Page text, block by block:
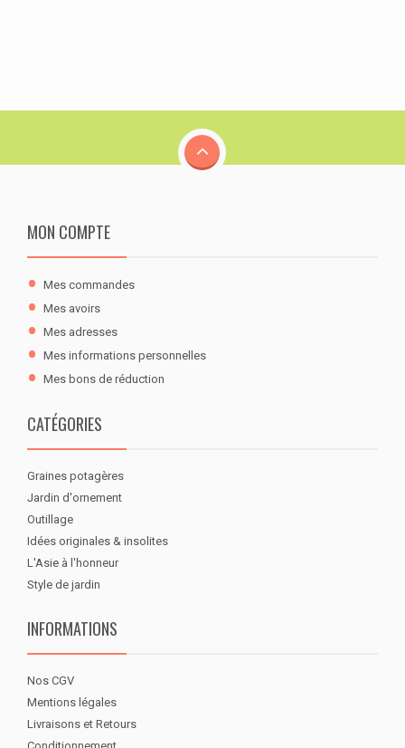
MON COMPTE
Mes commandes
Mes avoirs
Mes adresses
Mes informations personnelles
Mes bons de réduction
CATÉGORIES
Graines potagères
Jardin d'ornement
Outillage
Idées originales & insolites
L'Asie à l'honneur
Style de jardin
INFORMATIONS
Nos CGV
Mentions légales
Livraisons et Retours